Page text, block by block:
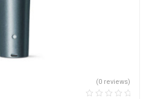
(0 reviews)